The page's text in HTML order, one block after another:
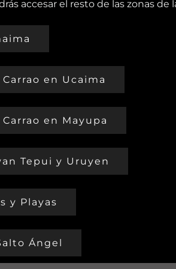
accesar el resto de las zonas de
Carrao en Ucaima
Carrao en Mayupa
Tepui y Uruyen
y Playas
Ángel